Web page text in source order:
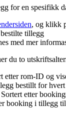
for en spesifikk
, og klikk
bestilte tillegg
med mer
du to
etter rom-ID og
bestillt for hvert
Sortert etter
booking i tillegg til